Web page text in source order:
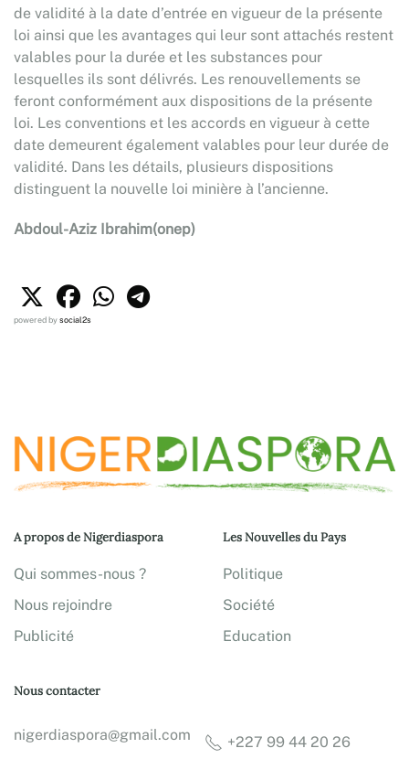
de validité à la date d’entrée en vigueur de la présente
loi ainsi que les avantages qui leur sont attachés restent
valables pour la durée et les substances pour
lesquelles ils sont délivrés. Les renouvellements se
feront conformément aux dispositions de la présente
loi. Les conventions et les accords en vigueur à cette
date demeurent également valables pour leur durée de
validité. Dans les détails, plusieurs dispositions
distinguent la nouvelle loi minière à l’ancienne.
Abdoul-Aziz Ibrahim(onep)
powered bysocial2s
A propos de Nigerdiaspora
Qui sommes-nous ?
Nous rejoindre
Publicité
Les Nouvelles du Pays
Politique
Société
Education
Nous contacter
nigerdiaspora@gmail.com +227 99 44 20 26